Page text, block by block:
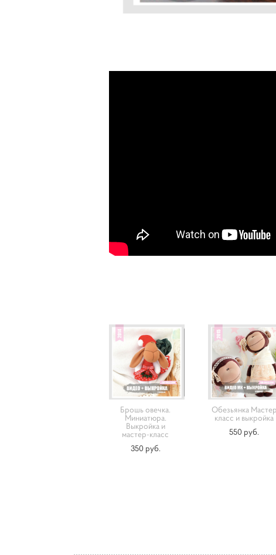
Брошь овечка.
Миниатюра.
Выкройка и
мастер-класс
350 pуб.
Обезьянка Мастер
класс и выкройка
550 pуб.